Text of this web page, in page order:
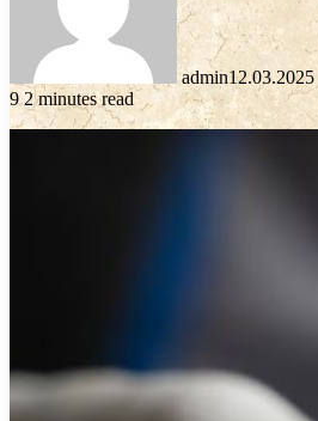
admin12.03.2025
9 2 minutes read